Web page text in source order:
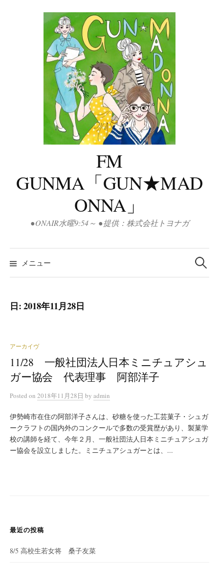
FM
GUNMA「GUN★MAD
ONNA」
●ONAIR水曜9:54～ ●提供：株式会社トヨナガ
メニュー
検
索:
日:2018年11月28日
アーカイヴ
11/28 一般社団法人日本ミニチュアシュ
ガー協会 代表理事 阿部洋子
Posted on 2018年11月28日 by admin
伊勢崎市在住の阿部洋子さんは、砂糖を使った工芸菓子・シュガ
ークラフトの国内外のコンクールで多数の受賞歴があり、製菓学
校の講師を経て、今年２月、一般社団法人日本ミニチュアシュガ
ー協会を設立しました。ミニチュアシュガーとは、...
最近の投稿
8/5 高校生若女将 桑子友菜